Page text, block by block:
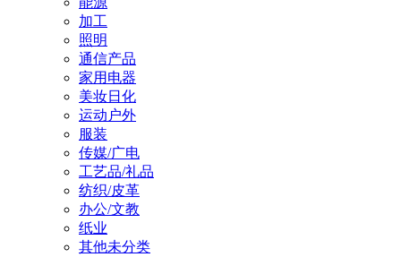
加工
照明
通信产品
家用电器
美妆日化
运动户外
服装
传媒/广电
工艺品/礼品
纺织/皮革
办公/文教
纸业
其他未分类